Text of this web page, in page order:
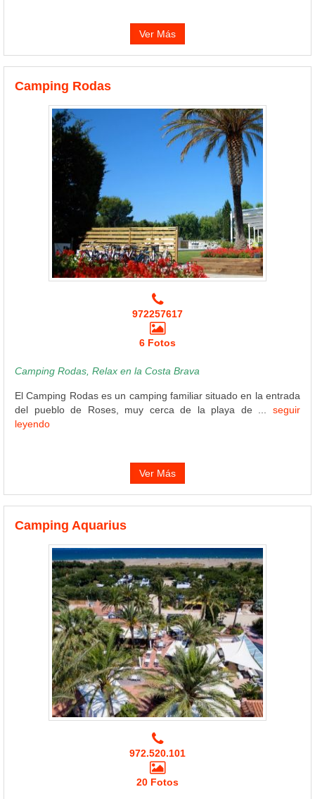
Ver Más
Camping Rodas
972257617
6 Fotos
Camping Rodas, Relax en la Costa Brava
El Camping Rodas es un camping familiar situado en la entrada
del pueblo de Roses, muy cerca de la playa de ... seguir
leyendo
Ver Más
Camping Aquarius
972.520.101
20 Fotos